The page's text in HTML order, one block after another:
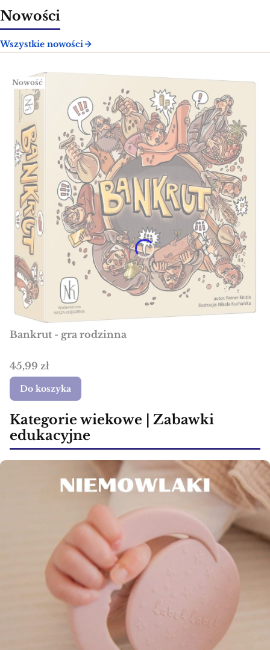
Nowości
Wszystkie nowości
Nowość
Bankrut - gra rodzinna
Cena
45,99 zł
Do koszyka
Kategorie wiekowe | Zabawki
edukacyjne